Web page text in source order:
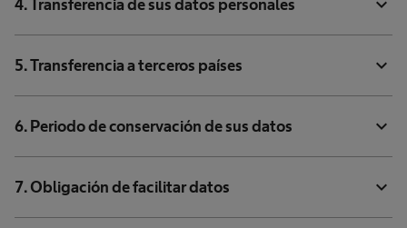
4. Transferencia de sus datos personales expand_more
5. Transferencia a terceros países expand_more
6. Periodo de conservación de sus datos expand_more
7. Obligación de facilitar datos expand_more